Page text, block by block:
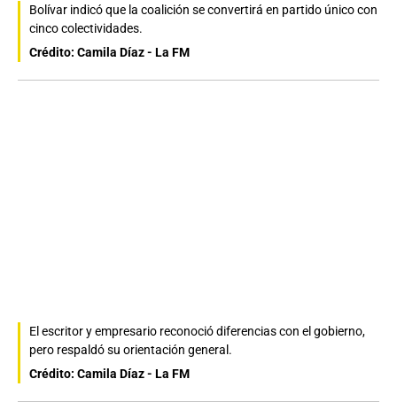
Bolívar indicó que la coalición se convertirá en partido único con
cinco colectividades.
Crédito: Camila Díaz - La FM
El escritor y empresario reconoció diferencias con el gobierno,
pero respaldó su orientación general.
Crédito: Camila Díaz - La FM